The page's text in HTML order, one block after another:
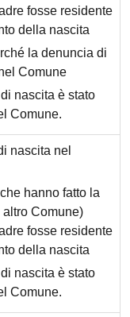
fosse residente
della nascita
la denuncia di
Comune
nascita è stato
Comune.
nascita nel
hanno fatto la
Comune)
fosse residente
della nascita
nascita è stato
Comune.